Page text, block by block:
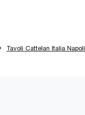
Tavoli Cattelan Italia Napoli